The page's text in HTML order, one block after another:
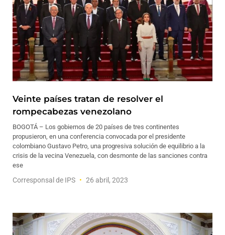
Veinte países tratan de resolver el
rompecabezas venezolano
BOGOTÁ – Los gobiernos de 20 países de tres continentes
propusieron, en una conferencia convocada por el presidente
colombiano Gustavo Petro, una progresiva solución de equilibrio a la
crisis de la vecina Venezuela, con desmonte de las sanciones contra
ese
Corresponsal de IPS 26 abril, 2023